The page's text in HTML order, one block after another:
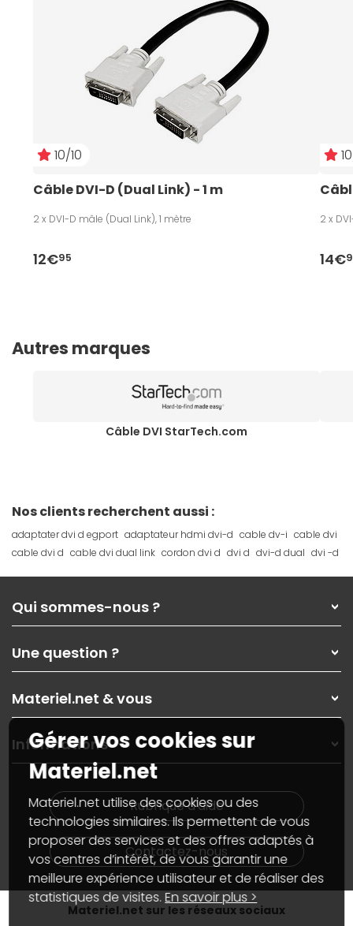
10/10
Câble DVI-D (Dual Link) - 1 m
2 x DVI-D mâle (Dual Link), 1 mètre
12€95
2 x
14€
Autres marques
Câble DVI StarTech.com
Nos clients recherchent aussi :
adaptater dvi d egport adaptateur hdmi dvi-d cable dv-i cable dvi
cable dvi d cable dvi dual link cordon dvi d dvi d dvi-d dual dvi -d
Qui sommes-nous ?
Nos services
Les magasins Materiel.net
Nos solutions pour les pros
Contactez-nous
Une question ?
Paiement, livraison
Garanties,Pack Zen
SAV, demander un retour
Informations
Guides d'achats et tutoriels
Materiel.net & vous
On répare votre PC portable
On rachète votre carte graphique
PC sur mesure : Votre RDV personnalisé
Notre démarche écologique
Materiel.net recrute
Notre programme d'affiliation
Partenariat & Sponsoring
Informations
Plan du site
Nos marques
Conditions générales de vente
Marketplace
Informations légales
Données personnellesetcookies
Gérer vos cookies
Accessibilité : non conforme
Rubrique d'aide
Contactez-nous
Materiel.net sur les réseaux sociaux
Gérer vos cookies sur
Materiel.net
Materiel.net utilise des cookies ou des
technologies similaires. Ils permettent de vous
proposer des services et des offres adaptés à
vos centres d’intérêt, de vous garantir une
meilleure expérience utilisateur et de réaliser des
statistiques de visites.En savoir plus >